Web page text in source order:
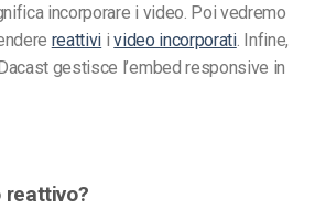
incorporare i video. Poi vedremo
reattivi ivideo incorporati. Infine,
gestisce l’embed responsive in
reattivo?